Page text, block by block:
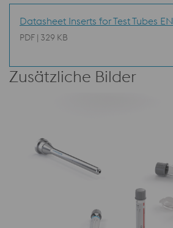
Datasheet Inserts for Test Tubes EN
PDF | 329 KB
Zusätzliche Bilder